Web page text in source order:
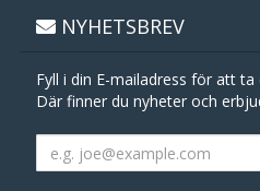
NYHETSBREV
Fyll i din E-mailadress för att
Där finner du nyheter och